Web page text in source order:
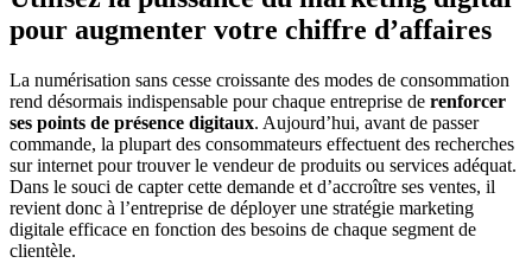
pour augmenter votre chiffre d’affaires
La numérisation sans cesse croissante des modes de consommation
rend désormais indispensable pour chaque entreprise de renforcer
ses points de présence digitaux. Aujourd’hui, avant de passer
commande, la plupart des consommateurs effectuent des recherches
sur internet pour trouver le vendeur de produits ou services adéquat.
Dans le souci de capter cette demande et d’accroître ses ventes, il
revient donc à l’entreprise de déployer une stratégie marketing
digitale efficace en fonction des besoins de chaque segment de
clientèle.